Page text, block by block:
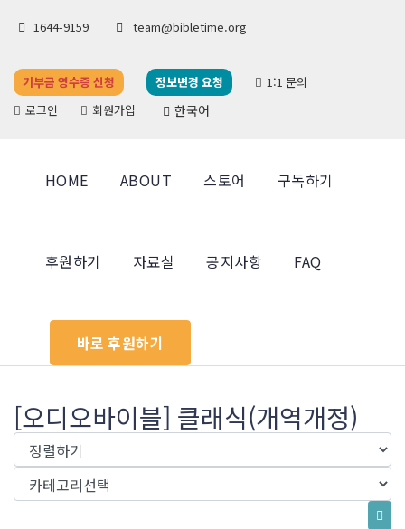
1644-9159 team@bibletime.org
기부금 영수증 신청 정보변경 요청
1:1 문의
로그인
회원가입 한국어
HOME ABOUT 스토어 구독하기
후원하기 자료실 공지사항 FAQ
바로 후원하기
[오디오바이블] 클래식(개역개정)